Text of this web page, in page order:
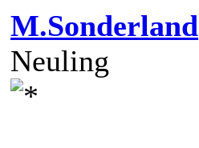
M.Sonderland
Neuling